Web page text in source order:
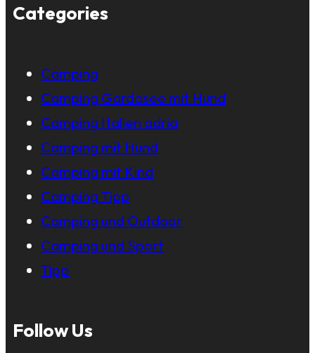
Categories
Camping
Camping Gardasee mit Hund
Camping Italien adria
Camping mit Hund
Camping mit Kind
Camping Tipp
Camping und Outdoor
Camping und Sport
Tipp
Follow Us